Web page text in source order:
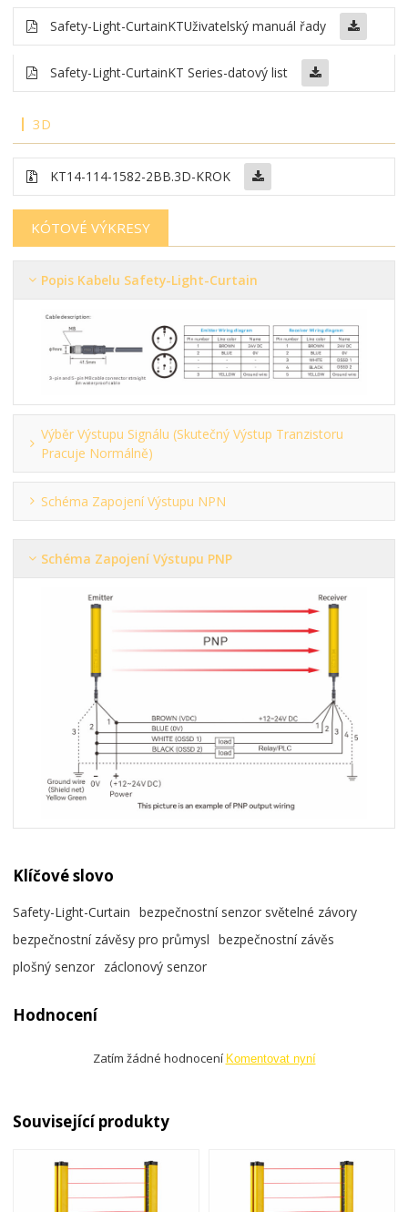
Safety-Light-CurtainKTUživatelský manuál řady
Safety-Light-CurtainKT Series-datový list
3D
KT14-114-1582-2BB.3D-KROK
KÓTOVÉ VÝKRESY
Popis Kabelu Safety-Light-Curtain
Výběr Výstupu Signálu (skutečný Výstup Tranzistoru
Pracuje Normálně)
Schéma Zapojení Výstupu NPN
Schéma Zapojení Výstupu PNP
Klíčové slovo
Safety-Light-Curtain
bezpečnostní senzor světelné závory
bezpečnostní závěsy pro průmysl
bezpečnostní závěs
plošný senzor záclonový senzor
Hodnocení
Zatím žádné hodnocení Komentovat nyní
Související produkty